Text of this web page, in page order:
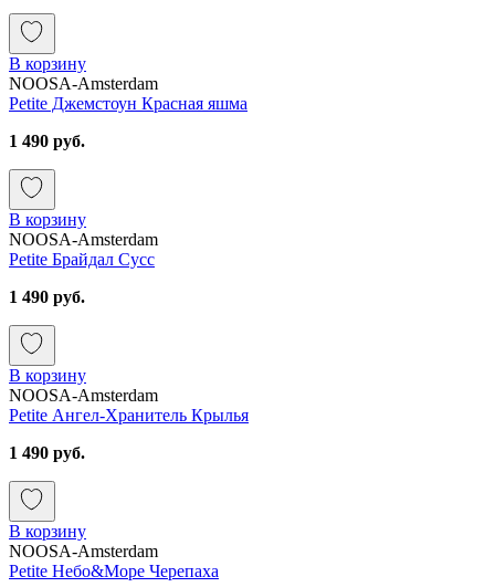
В корзину
NOOSA-Amsterdam
Petite Джемстоун Красная яшма
1 490 руб.
В корзину
NOOSA-Amsterdam
Petite Брайдал Сусс
1 490 руб.
В корзину
NOOSA-Amsterdam
Petite Ангел-Хранитель Крылья
1 490 руб.
В корзину
NOOSA-Amsterdam
Petite Небо&Море Черепаха